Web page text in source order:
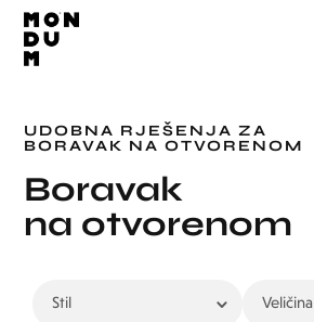
UDOBNA RJEŠENJA ZA
BORAVAK NA OTVORENOM
Boravak
na otvorenom
Stil